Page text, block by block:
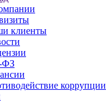
клиенты
ФЗ
коррупции